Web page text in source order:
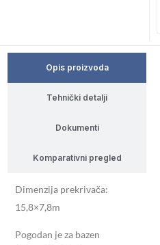
Opis proizvoda
Tehnički detalji
Dokumenti
Komparativni pregled
Dimenzija prekrivača:
15,8×7,8m
Pogodan je za bazen